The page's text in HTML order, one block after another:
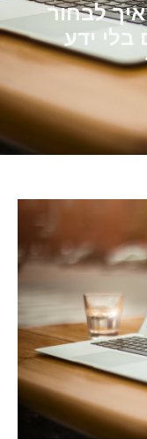
איך לבחור
בלי ידע